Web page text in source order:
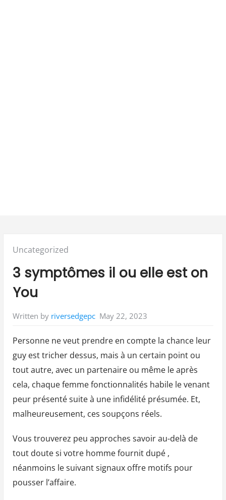
Posted
in:
Uncategorized
3 symptômes il ou elle est on
You
Written by riversedgepc May 22, 2023
Personne ne veut prendre en compte la chance leur
guy est tricher dessus, mais à un certain point ou
tout autre, avec un partenaire ou même le après
cela, chaque femme fonctionnalités habile le venant
peur présenté suite à une infidélité présumée. Et,
malheureusement, ces soupçons réels.
Vous trouverez peu approches savoir au-delà de
tout doute si votre homme fournit dupé ,
néanmoins le suivant signaux offre motifs pour
pousser l’affaire.